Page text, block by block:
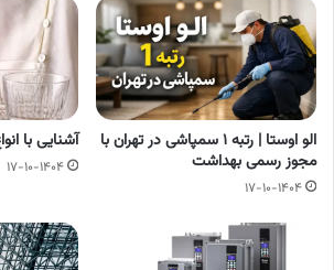
الو اوستا | رتبه ۱ سمپاشی در تهران با
مجوز رسمی بهداشت
۱۷-۱۰-۱۴۰۴
آشنایی با
۱۷-۱۰-۱۴۰۴